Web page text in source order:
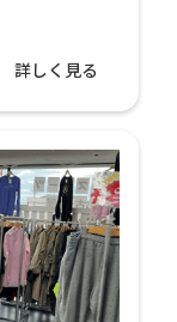
詳しく見る